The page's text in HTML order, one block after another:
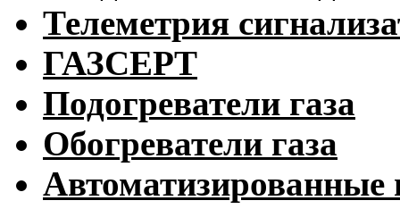
Телеметрия
ГАЗСЕРТ
Подогреватели газа
Обогреватели газа
Автоматизированные